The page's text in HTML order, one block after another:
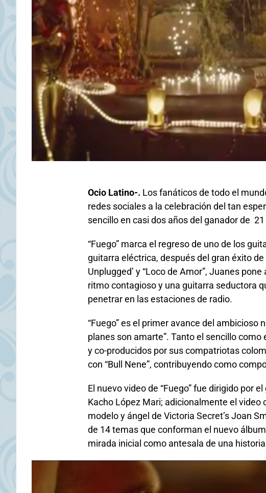
Ocio Latino-. Los fanáticos de todo el
redes sociales a la celebración del tan
sencillo en casi dos años del ganador de
“Fuego” marca el regreso de uno de los
guitarra eléctrica, después del gran éxito
Unplugged’ y “Loco de Amor”, Juanes
ritmo contagioso y una guitarra seductora
penetrar en las estaciones de radio.
“Fuego” es el primer avance del ambicioso
planes son amarte”. Tanto el sencillo
y co-producidos por sus compatriotas
con “Bull Nene”, contribuyendo como
El nuevo video de “Fuego” fue dirigido por
Kacho López Mari; adicionalmente el
modelo y ángel de Victoria Secret’s Joan
de 14 temas que conforman el nuevo
mirada inicial como antesala de una